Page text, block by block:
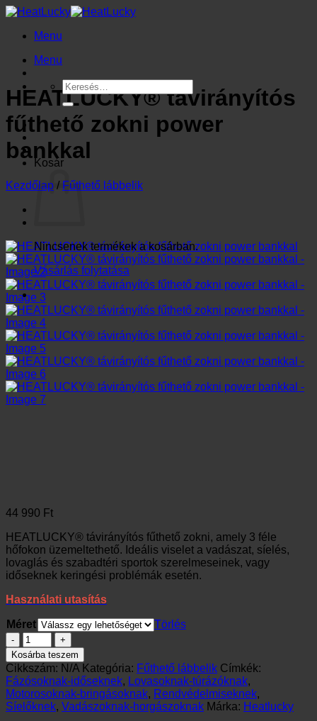
Skip
contentMenu
Menu
Keresés
a
következőre:
Kosár
Nincsenek termékek a kosárban.
Vásárlás folytatása
HEATLUCKY® távirányítós
fűthető zokni power
bankkal
Kezdőlap / Fűthető lábbelik
44 990 Ft
HEATLUCKY® távirányítós fűthető zokni, amely 3 féle
hőfokon üzemeltethető. Ideális viselet a vadászat, síelés,
lovaglás és szabadtéri sportok szerelmeseinek, vagy
időseknek keringési problémák esetén.
Használati utasítás
Méret
Törlés
HEATLUCKY®
távirányítós
fűthető
zokni
power
bankkal
mennyiség
Kosárba teszem
Cikkszám: N/A Kategória: Fűthető lábbelik Címkék:
Fázósoknak-időseknek, Lovasoknak-túrázóknak,
Motorosoknak-bringásoknak, Rendvédelmiseknek,
Síelőknek, Vadászoknak-horgászoknak Márka: Heatlucky